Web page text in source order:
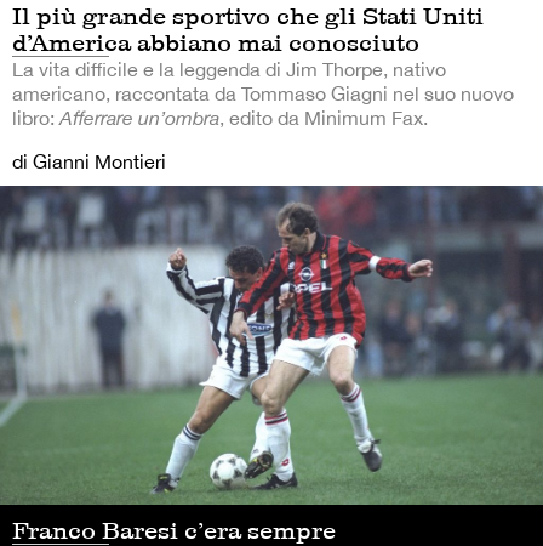
Il più grande sportivo che gli Stati Uniti
d’America abbiano mai conosciuto
La vita difficile e la leggenda di Jim Thorpe, nativo
americano, raccontata da Tommaso Giagni nel suo nuovo
libro: Afferrare un’ombra, edito da Minimum Fax.
di Gianni Montieri
Franco Baresi c’era sempre